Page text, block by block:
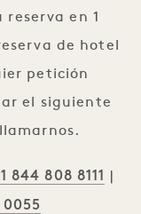
en 1
de hotel
petición
el siguiente
844 808 8111